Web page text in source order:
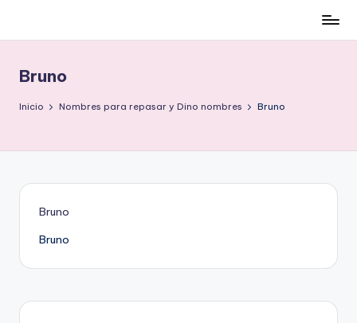
contenido
low-
cost
y
Bruno
Inicio Nombres para repasar y Dino nombres Bruno
Bruno
Bruno